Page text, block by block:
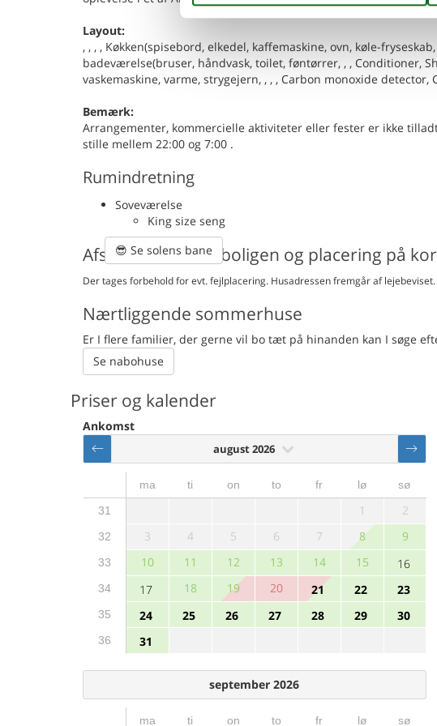
Layout:
, , , , Køkken(spisebord, elkedel, kaffemaskine, ovn, køle-
badeværelse(bruser, håndvask, toilet, føntørrer, , , Conditioner,
vaskemaskine, varme, strygejern, , , , Carbon monoxide
Bemærk:
Arrangementer, kommercielle aktiviteter eller fester er ikke
stille mellem 22:00 og 7:00 .
Rumindretning
Soveværelse
King size seng
Afstande fra ferieboligen og placering på
😎 Se solens bane
Der tages forbehold for evt. fejlplacering. Husadressen fremgår af lejebeviset.
Nærtliggende sommerhuse
Er I flere familier, der gerne vil bo tæt på hinanden kan I søge
Se nabohuse
Priser og kalender
Ankomst
august 2026
ma ti on to fr lø
sø
31
1 2
32 3 4 5 6 7 8 9
33 10 11 12 13 14 15 16
34 17 18 19 20 21 22 23
35 24 25 26 27 28 29 30
36 31
september 2026
ma ti on to fr lø sø